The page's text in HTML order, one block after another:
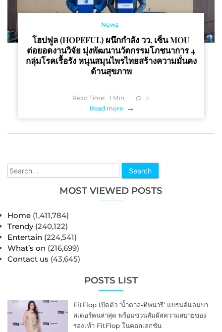
Search
MOST VIEWED POSTS
Home (1,411,784)
Trendy (240,122)
Entertain (224,541)
What’s on (216,699)
Contact us (43,645)
POSTS LIST
FitFlop เปิดตัว ‘น้ำตาล-ทิพนารี’ แบรนด์แอมบา
สเดอร์คนล่าสุด พร้อมชวนสัมผัสความสบายของ
รองเท้า FitFlop ในคอลเลกชัน
News
โฮปฟูล (HOPEFUL) ผนึกกำลัง วว. เซ็น MOU
ต่อยอดงานวิจัย มุ่งพัฒนานวัตกรรมโภชนาการ 4
กลุ่มโรคเรื้อรัง หนุนสมุนไพรไทยสร้างความมั่นคง
ด้านสุขภาพ
Read Time: 1 Min 0
Read more